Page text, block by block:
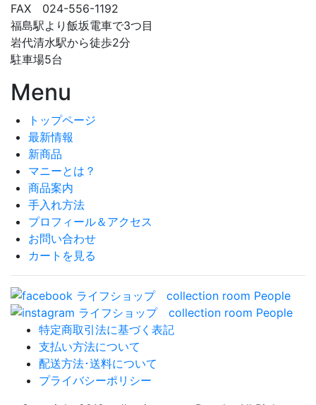
FAX 024-556-1192
福島駅より飯坂電車で3つ目
岩代清水駅から徒歩2分
駐車場5台
Menu
トップページ
最新情報
新商品
マニーとは？
商品案内
手入れ方法
プロフィール＆アクセス
お問い合わせ
カートを見る
特定商取引法に基づく表記
支払い方法について
配送方法･送料について
プライバシーポリシー